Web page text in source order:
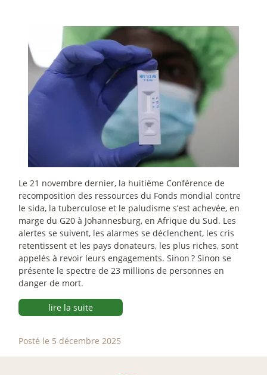
Le 21 novembre dernier, la huitième Conférence de
recomposition des ressources du Fonds mondial contre
le sida, la tuberculose et le paludisme s’est achevée, en
marge du G20 à Johannesburg, en Afrique du Sud. Les
alertes se suivent, les alarmes se déclenchent, les cris
retentissent et les pays donateurs, les plus riches, sont
appelés à revoir leurs engagements. Sinon ? Sinon se
présente le spectre de 23 millions de personnes en
danger de mort.
lire la suite
Posté le 5 décembre 2025